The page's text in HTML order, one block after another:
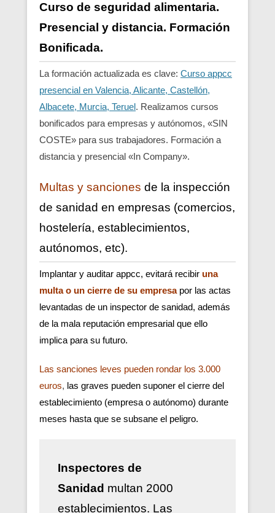
Curso de seguridad alimentaria.
Presencial y distancia. Formación
Bonificada.
La formación actualizada es clave: Curso appcc
presencial en Valencia, Alicante, Castellón,
Albacete, Murcia, Teruel. Realizamos cursos
bonificados para empresas y autónomos, «SIN
COSTE» para sus trabajadores. Formación a
distancia y presencial «In Company».
Multas y sanciones de la inspección
de sanidad en empresas (comercios,
hostelería, establecimientos,
autónomos, etc).
Implantar y auditar appcc, evitará recibir una
multa o un cierre de su empresa por las actas
levantadas de un inspector de sanidad, además
de la mala reputación empresarial que ello
implica para su futuro.
Las sanciones leves pueden rondar los 3.000
euros, las graves pueden suponer el cierre del
establecimiento (empresa o autónomo) durante
meses hasta que se subsane el peligro.
Inspectores de
Sanidad multan 2000
establecimientos. Las